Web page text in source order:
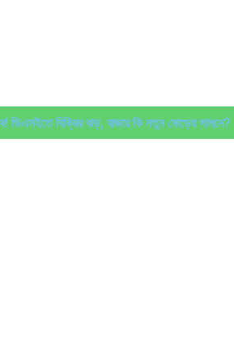
ডিএসইতে বিক্রির ঝড়, বাজার কি নতুন মোড়ের সামনে?